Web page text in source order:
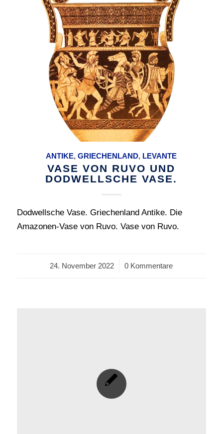
ANTIKE,GRIECHENLAND, LEVANTE
VASE VON RUVO UND
DODWELLSCHE VASE.
Dodwellsche Vase. Griechenland Antike. Die
Amazonen-Vase von Ruvo. Vase von Ruvo.
24. November 2022
/ 0 Kommentare